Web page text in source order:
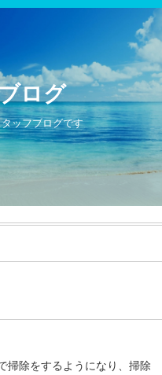
ログ
ッフブログです
掃除をするようになり、掃除